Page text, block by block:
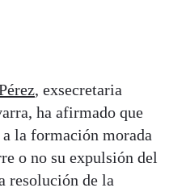
, exsecretaria
ha afirmado que
la formación morada
o no su expulsión del
resolución de la